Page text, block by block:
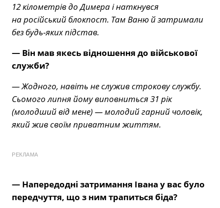
12 кілометрів до Димера і наткнувся
на російський блокпост. Там Ваню й затримали
без будь-яких підстав.
— Він мав якесь відношення до військової
служби?
— Жодного, навіть не служив строкову службу.
Сьомого липня йому виповниться 31 рік
(молодший від мене) — молодий гарний чоловік,
який жив своїм приватним життям.
РЕКЛАМА
— Напередодні затримання Івана у вас було
передчуття, що з ним трапиться біда?